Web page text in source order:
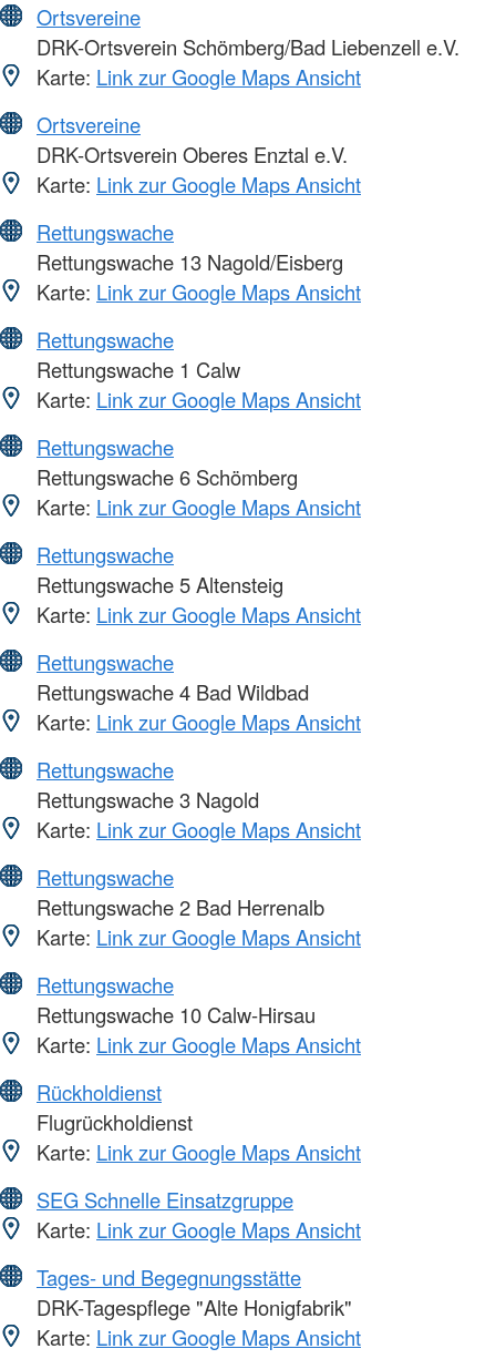
Ortsvereine
DRK-Ortsverein Schömberg/Bad Liebenzell e.V.
Karte: Link zur Google Maps Ansicht
Ortsvereine
DRK-Ortsverein Oberes Enztal e.V.
Karte: Link zur Google Maps Ansicht
Rettungswache
Rettungswache 13 Nagold/Eisberg
Karte: Link zur Google Maps Ansicht
Rettungswache
Rettungswache 1 Calw
Karte: Link zur Google Maps Ansicht
Rettungswache
Rettungswache 6 Schömberg
Karte: Link zur Google Maps Ansicht
Rettungswache
Rettungswache 5 Altensteig
Karte: Link zur Google Maps Ansicht
Rettungswache
Rettungswache 4 Bad Wildbad
Karte: Link zur Google Maps Ansicht
Rettungswache
Rettungswache 3 Nagold
Karte: Link zur Google Maps Ansicht
Rettungswache
Rettungswache 2 Bad Herrenalb
Karte: Link zur Google Maps Ansicht
Rettungswache
Rettungswache 10 Calw-Hirsau
Karte: Link zur Google Maps Ansicht
Rückholdienst
Flugrückholdienst
Karte: Link zur Google Maps Ansicht
SEG Schnelle Einsatzgruppe
Karte: Link zur Google Maps Ansicht
Tages- und Begegnungsstätte
DRK-Tagespflege "Alte Honigfabrik"
Karte: Link zur Google Maps Ansicht